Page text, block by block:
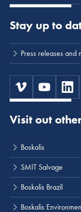
Visit out
Boskalis
SMIT Salvage
Boskalis Brazil
Boskalis
Stay up to
Press releases and